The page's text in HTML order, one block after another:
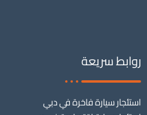
روابط سريعة
استئجار سيارة فاخرة في دبي